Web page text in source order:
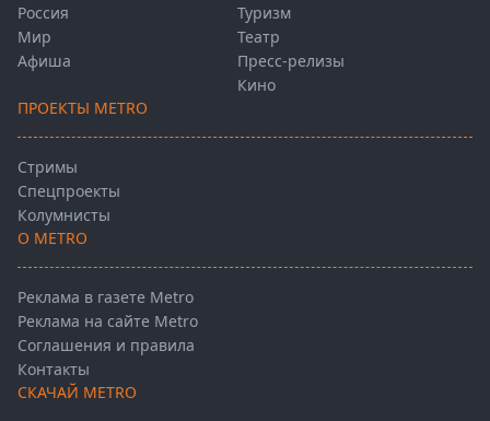
Россия
Мир
Афиша
Туризм
Театр
Пресс-релизы
Кино
ПРОЕКТЫ METRO
Стримы
Спецпроекты
Колумнисты
О METRO
Реклама в газете Metro
Реклама на сайте Metro
Соглашения и правила
Контакты
СКАЧАЙ METRO